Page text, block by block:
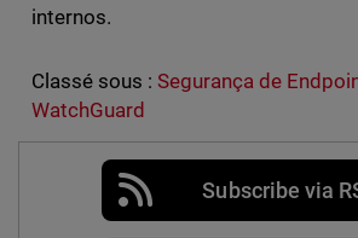
internos.
Classé sous : Segurança de
WatchGuard
Subscribe via